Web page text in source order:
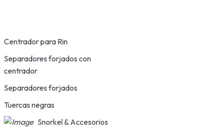
Centrador para Rin
Separadores forjados con
centrador
Separadores forjados
Tuercas negras
Snorkel & Accesorios